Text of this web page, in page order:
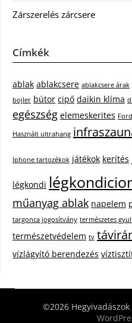
Zárszerelés zárcsere
Címkék
ablak ablakcsere ablakcsere árak
bojler bútor cipő daikin klíma
egészség elemeskerites
Használt ultrahang
Iphone tartozékok játékok kerítés
légkondi
műanyag ablak napelem
targonca jogosítvány természetes
természetvédelem tv
vízlágyító berendezés
©2026 Hegyivadászok